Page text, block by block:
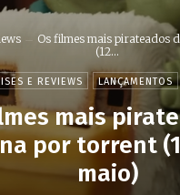
Os filmes mais pirateados
(12...
E REVIEWS LANÇAMENTOS
mais
por torrent
maio)